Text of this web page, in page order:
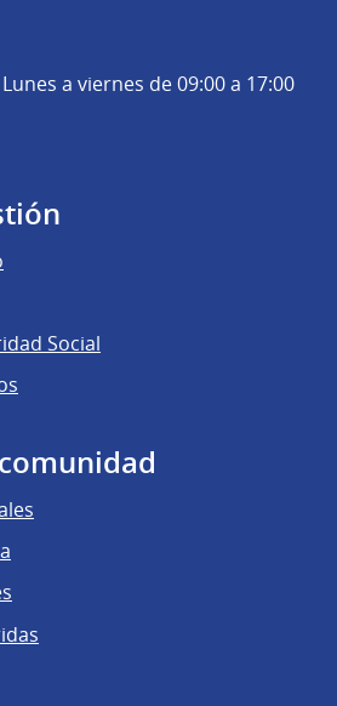
Lunes a viernes de 09:00 a 17:00
Social